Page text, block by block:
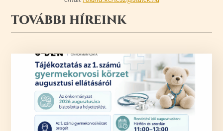
TOVÁBBI HÍREINK